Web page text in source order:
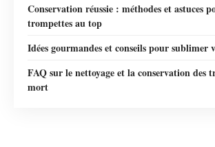
Conservation réussie : méthodes et astuces
trompettes au top
Idées gourmandes et conseils pour sublimer
FAQ sur le nettoyage et la conservation des
mort